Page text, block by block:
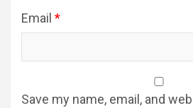
Email *
Save my name, email, and